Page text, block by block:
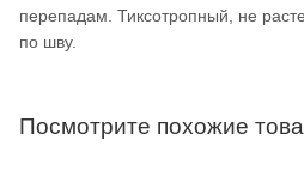
перепадам. Тиксотропный, не
по шву.
Посмотрите похожие